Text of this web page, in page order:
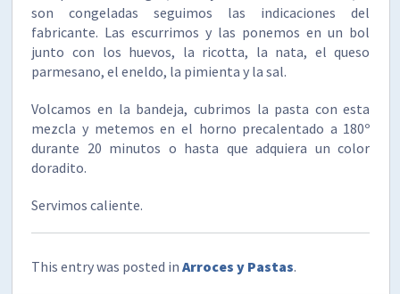
son congeladas seguimos las indicaciones del
fabricante. Las escurrimos y las ponemos en un bol
junto con los huevos, la ricotta, la nata, el queso
parmesano, el eneldo, la pimienta y la sal.
Volcamos en la bandeja, cubrimos la pasta con esta
mezcla y metemos en el horno precalentado a 180º
durante 20 minutos o hasta que adquiera un color
doradito.
Servimos caliente.
This entry was posted inArroces y Pastas.